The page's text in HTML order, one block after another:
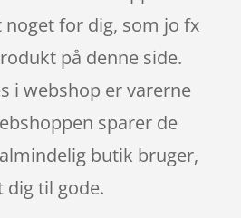
for dig, som jo fx
på denne side.
i webshop er varerne
sparer de
butik bruger,
dig til gode.